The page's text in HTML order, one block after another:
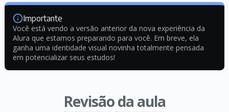
Importante
Você está vendo a versão anterior da nova experiência da
Alura que estamos preparando para você. Em breve, ela
ganha uma identidade visual novinha totalmente pensada
em potencializar seus estudos!
Revisão da aula